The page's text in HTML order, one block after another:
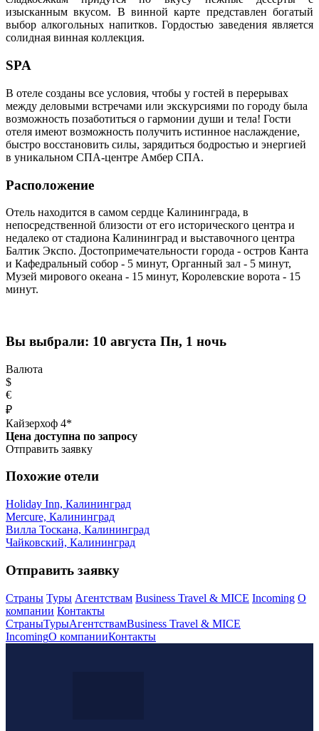
изысканным вкусом. В винной карте представлен богатый
выбор алкогольных напитков. Гордостью заведения является
солидная винная коллекция.
SPA
В отеле созданы все условия, чтобы у гостей в перерывах
между деловыми встречами или экскурсиями по городу была
возможность позаботиться о гармонии души и тела! Гости
отеля имеют возможность получить истинное наслаждение,
быстро восстановить силы, зарядиться бодростью и энергией
в уникальном СПА-центре Амбер СПА.
Расположение
Отель находится в самом сердце Калининграда, в
непосредственной близости от его исторического центра и
недалеко от стадиона Калининград и выставочного центра
Балтик Экспо. Достопримечательности города - остров Канта
и Кафедральный собор - 5 минут, Органный зал - 5 минут,
Музей мирового океана - 15 минут, Королевские ворота - 15
минут.
Вы выбрали: 10 августа Пн, 1 ночь
Валюта
$
€
₽
Кайзерхоф 4*
Цена доступна по запросу
Отправить заявку
Похожие отели
Holiday Inn, Калининград
Mercure, Калининград
Вилла Тоскана, Калининград
Чайковский, Калининград
Отправить заявку
Страны Туры Агентствам Business Travel & MICE Incoming О
компании Контакты
СтраныТурыАгентствамBusiness Travel & MICE
IncomingО компанииКонтакты